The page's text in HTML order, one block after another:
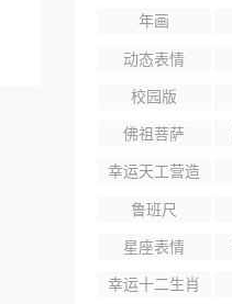
年画
动态表情
校园版
佛祖菩萨
幸运天工营造
尺
鲁班尺
星座表情
幸运十二生肖